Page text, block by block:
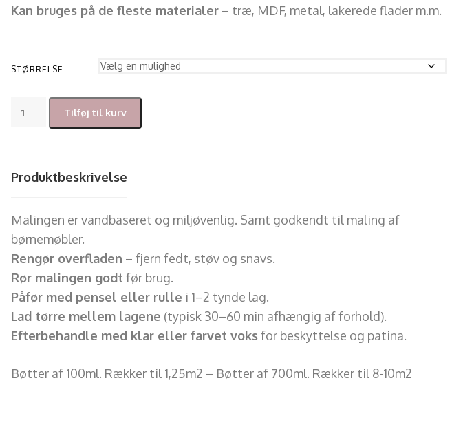
Kan bruges på de fleste materialer – træ, MDF, metal, lakerede flader m.m.
STØRRELSE
Tilføj til kurv
Produktbeskrivelse
Malingen er vandbaseret og miljøvenlig. Samt godkendt til maling af
børnemøbler.
Rengør overfladen – fjern fedt, støv og snavs.
Rør malingen godt før brug.
Påfør med pensel eller rulle i 1–2 tynde lag.
Lad tørre mellem lagene (typisk 30–60 min afhængig af forhold).
Efterbehandle med klar eller farvet voksfor beskyttelse og patina.
Bøtter af 100ml. Rækker til 1,25m2 – Bøtter af 700ml. Rækker til 8-10m2